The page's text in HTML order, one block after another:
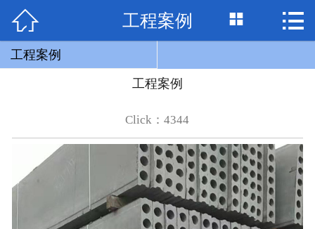
网站首页
联系我们
 工程案例  
工程案例
工程案例
Click：4344